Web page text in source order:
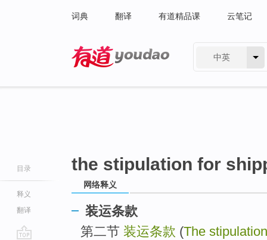
词典 翻译 有道精品课 云笔记
中英
目录
释义
翻译
the stipulation for
网络释义
装运条款
第二节 装运条款 (The